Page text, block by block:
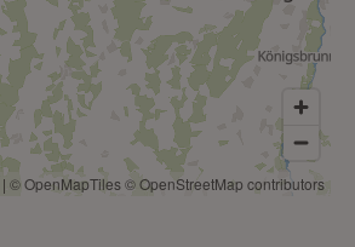
| © OpenMapTiles© OpenStreetMap contributors